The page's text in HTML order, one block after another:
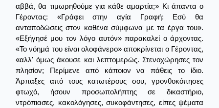
αββά, θα τιμωρηθούμε για κάθε αμαρτία;» Κι άπαντα ο
Γέροντας: «Γράφει στην αγία Γραφή: Εσύ θα
ανταποδώσεις στον καθένα σύμφωνα με τα έργα του».
«Εξήγησέ μου τον λόγο αυτόν» παρακαλεί ο άρχοντας.
«Το νόημά του είναι ολοφάνερο» αποκρίνεται ο Γέροντας,
«αλλ' όμως άκουσε και λεπτομερώς. Στενοχώρησες τον
πλησίον; Περίμενε από κάποιον να πάθεις το ίδιο.
Άρπαξες από τους κατωτέρους σου, γρονθοκόπησες
φτωχό, ήσουν προσωπολήπτης σε δικαστήριο,
ντρόπιασες, κακολόγησες, συκοφάντησες, είπες ψέματα